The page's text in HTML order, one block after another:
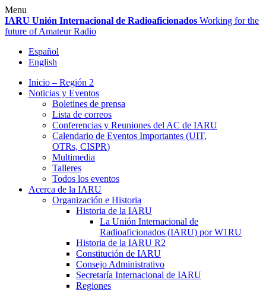
Skip
to
content
Menu
IARU Unión Internacional de Radioaficionados Working for the
future of Amateur Radio
Español
English
Inicio – Región 2
Noticias y Eventos
Boletines de prensa
Lista de correos
Conferencias y Reuniones del AC de IARU
Calendario de Eventos Importantes (UIT,
OTRs, CISPR)
Multimedia
Talleres
Todos los eventos
Acerca de la IARU
Organización e Historia
Historia de la IARU
La Unión Internacional de
Radioaficionados (IARU) porW1RU
Historia de la IARU R2
Constitución de IARU
Consejo Administrativo
Secretaría Internacional de IARU
Regiones